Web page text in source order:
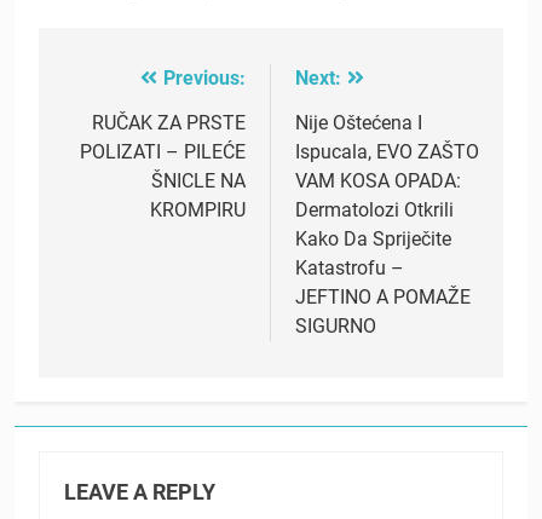
navigation
Previous:
RUČAK ZA PRSTE
POLIZATI – PILEĆE
ŠNICLE NA
KROMPIRU
Next:
Nije Oštećena I
Ispucala, EVO ZAŠTO
VAM KOSA OPADA:
Dermatolozi Otkrili
Kako Da Spriječite
Katastrofu –
JEFTINO A POMAŽE
SIGURNO
LEAVE A REPLY